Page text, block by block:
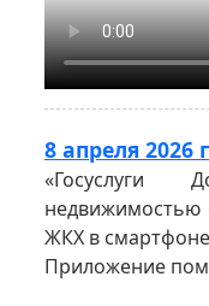
8 апреля 2026
«Госуслуги
ЖКХ в смартфоне
Приложение